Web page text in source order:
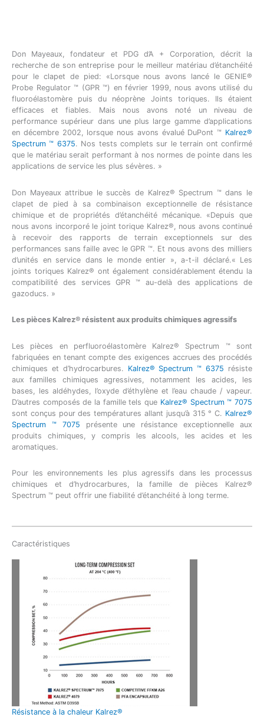
Don Mayeaux, fondateur et PDG d’A + Corporation, décrit la
recherche de son entreprise pour le meilleur matériau d’étanchéité
pour le clapet de pied: «Lorsque nous avons lancé le GENIE®
Probe Regulator ™ (GPR ™) en février 1999, nous avons utilisé du
fluoroélastomère puis du néoprène Joints toriques. Ils étaient
efficaces et fiables. Mais nous avons noté un niveau de
performance supérieur dans une plus large gamme d’applications
en décembre 2002, lorsque nous avons évalué DuPont ™ Kalrez®
Spectrum ™ 6375. Nos tests complets sur le terrain ont confirmé
que le matériau serait performant à nos normes de pointe dans les
applications de service les plus sévères. »
Don Mayeaux attribue le succès de Kalrez® Spectrum ™ dans le
clapet de pied à sa combinaison exceptionnelle de résistance
chimique et de propriétés d’étanchéité mécanique. «Depuis que
nous avons incorporé le joint torique Kalrez®, nous avons continué
à recevoir des rapports de terrain exceptionnels sur des
performances sans faille avec le GPR ™. Et nous avons des milliers
d’unités en service dans le monde entier », a-t-il déclaré.« Les
joints toriques Kalrez® ont également considérablement étendu la
compatibilité des services GPR ™ au-delà des applications de
gazoducs. »
Les pièces Kalrez® résistent aux produits chimiques agressifs
Les pièces en perfluoroélastomère Kalrez® Spectrum ™ sont
fabriquées en tenant compte des exigences accrues des procédés
chimiques et d’hydrocarbures. Kalrez® Spectrum ™ 6375 résiste
aux familles chimiques agressives, notamment les acides, les
bases, les aldéhydes, l’oxyde d’éthylène et l’eau chaude / vapeur.
D’autres composés de la famille tels que Kalrez® Spectrum ™ 7075
sont conçus pour des températures allant jusqu’à 315 ° C. Kalrez®
Spectrum ™ 7075 présente une résistance exceptionnelle aux
produits chimiques, y compris les alcools, les acides et les
aromatiques.
Pour les environnements les plus agressifs dans les processus
chimiques et d’hydrocarbures, la famille de pièces Kalrez®
Spectrum ™ peut offrir une fiabilité d’étanchéité à long terme.
Caractéristiques
Résistance à la chaleur Kalrez®